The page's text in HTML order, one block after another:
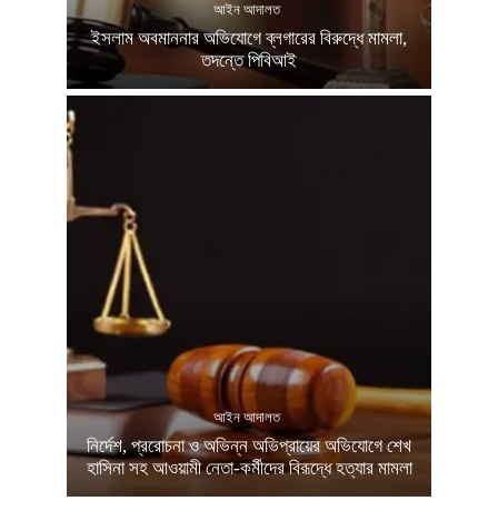
আইন আদালত
ইসলাম অবমাননার অভিযোগে ব্লগারের বিরুদ্ধে মামলা,
তদন্তে পিবিআই
আইন আদালত
নির্দেশ, প্ররোচনা ও অভিন্ন অভিপ্রায়ের অভিযোগে শেখ
হাসিনা সহ আওয়ামী নেতা-কর্মীদের বিরূদ্ধে হত্যার মামলা